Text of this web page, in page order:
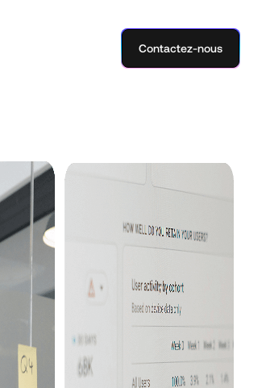
Contactez-nous